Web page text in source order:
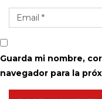
Guarda mi nombre,
navegador para la